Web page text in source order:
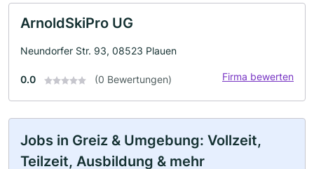
ArnoldSkiPro UG
Neundorfer Str. 93, 08523 Plauen
0.0 (0 Bewertungen) Firma bewerten
Jobs in Greiz & Umgebung: Vollzeit,
Teilzeit, Ausbildung & mehr